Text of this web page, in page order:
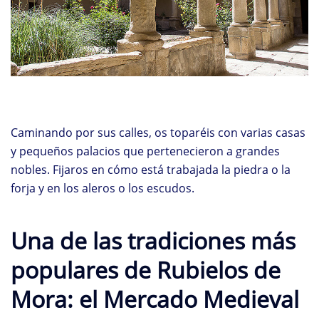
Caminando por sus calles, os toparéis con varias casas
y pequeños palacios que pertenecieron a grandes
nobles. Fijaros en cómo está trabajada la piedra o la
forja y en los aleros o los escudos.
Una de las tradiciones más
populares de Rubielos de
Mora: el Mercado Medieval